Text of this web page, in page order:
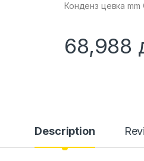
Конденз цевка mm
68,988
Description